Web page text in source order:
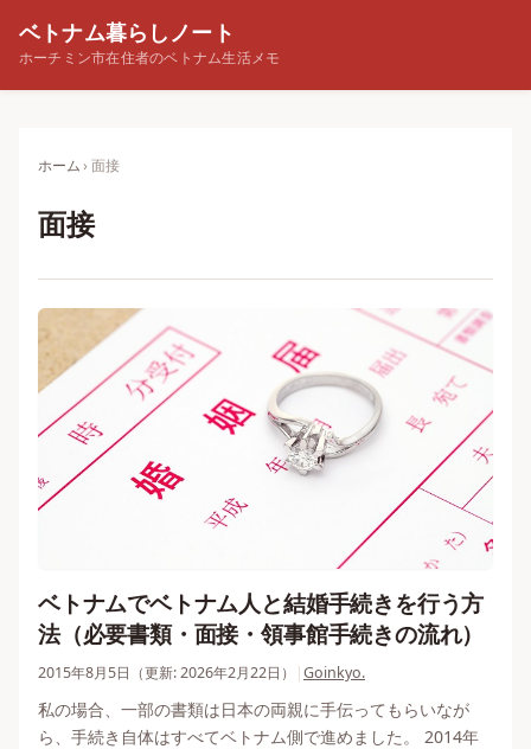
ベトナム暮らしノート
ホーチミン市在住者のベトナム生活メモ
ホーム 面接
面接
ベトナムでベトナム人と結婚手続きを行う方
法（必要書類・面接・領事館手続きの流れ）
2015年8月5日 （更新: 2026年2月22日） |Goinkyo.
私の場合、一部の書類は日本の両親に手伝ってもらいなが
ら、手続き自体はすべてベトナム側で進めました。 2014年